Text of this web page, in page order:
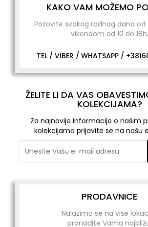
KAKO VAM MOŽEMO
Pozovite svakog radnog dana od
vikendom od 10 do 18h.
TEL / VIBER / WHATSAPP /
ŽELITE LI DA VAS
KOLEKCIJAMA?
Za najnovije informacije o našim
kolekcijama prijavite se na našu
PRODAVNICE
Nalazimo se na više
pronađite Vama